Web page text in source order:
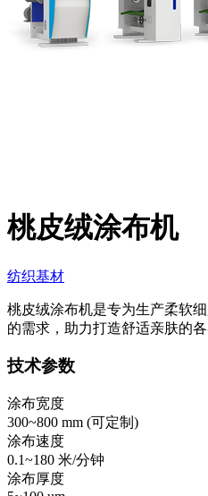
桃皮绒涂布机
纺织基材
桃皮绒涂布机是专为生产柔软
的需求，助力打造舒适亲肤的各
技术参数
涂布宽度
300~800 mm (可定制 )
涂布速度
0.1~180 米/分钟
涂布厚度